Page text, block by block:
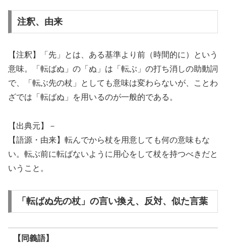
注釈、由来
【注釈】「先」とは、ある基準より前（時間的に）という
意味。「転ばぬ」の「ぬ」は「転ぶ」の打ち消しの助動詞
で、「転ぶ先の杖」としても意味は変わらないが、ことわ
ざでは「転ばぬ」を用いるのが一般的である。
【出典元】－
【語源・由来】転んでから杖を用意しても何の意味もな
い。転ぶ前に転ばないように用心をして杖を持つべきだと
いうこと。
「転ばぬ先の杖」の言い換え、反対、似た言葉
【同義語】